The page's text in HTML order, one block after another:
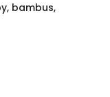
bambus,